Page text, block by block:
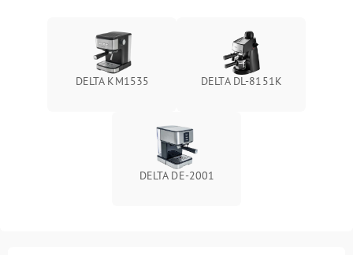
DELTA KM1535 DELTA DL-8151K
DELTA DE-2001